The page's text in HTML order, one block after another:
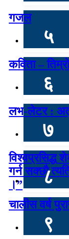
गजल
५
कविता –
६
लभ-लेटर :
७
विश्वप्रसिद्ध
गर्न सक्छौ
।”
८
चालीस वर्ष
९